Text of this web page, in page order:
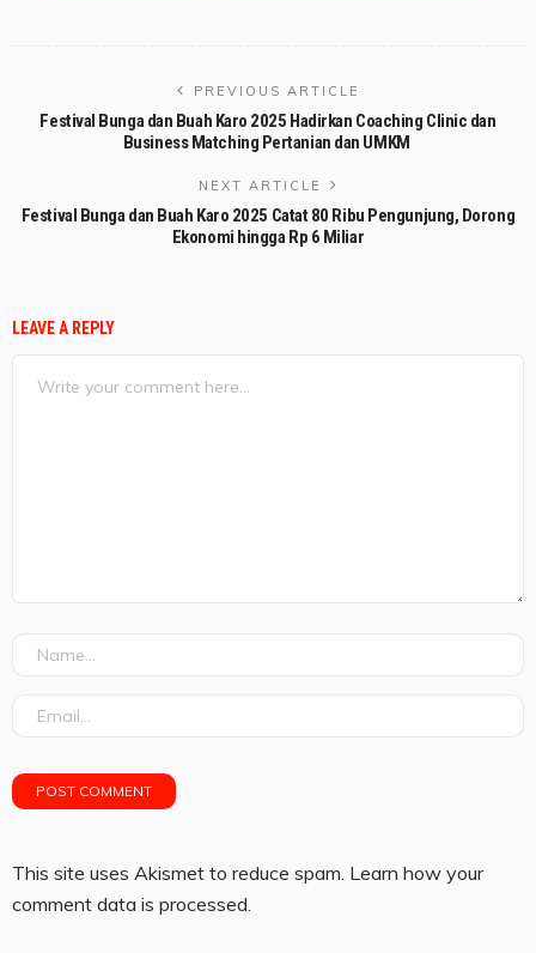
PREVIOUS ARTICLE
Festival Bunga dan Buah Karo 2025 Hadirkan Coaching Clinic dan
Business Matching Pertanian dan UMKM
NEXT ARTICLE
Festival Bunga dan Buah Karo 2025 Catat 80 Ribu Pengunjung, Dorong
Ekonomi hingga Rp 6 Miliar
LEAVE A REPLY
This site uses Akismet to reduce spam. Learn how your
comment data is processed.